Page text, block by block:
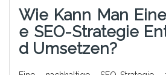
Wie Kann Man
E SEO-Strategie
D Umsetzen?